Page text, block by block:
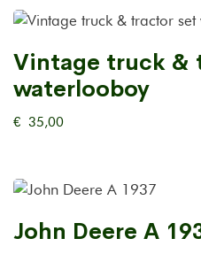
Vintage truck &
waterlooboy
€ 35,00
John Deere A